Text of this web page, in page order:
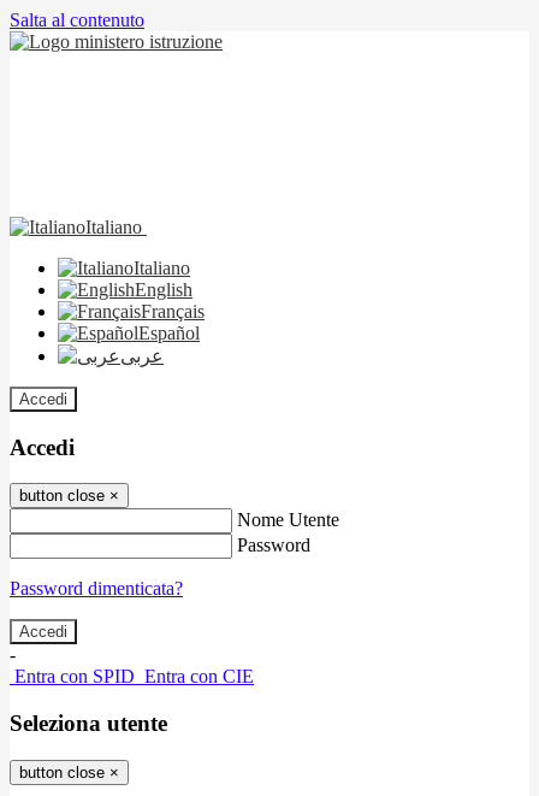
Salta al contenuto
Italiano
Italiano
English
Français
Español
عربى
Accedi
Accedi
button close ×
Nome Utente
Password
Password dimenticata?
-
Entra con SPID Entra con CIE
Seleziona utente
button close ×